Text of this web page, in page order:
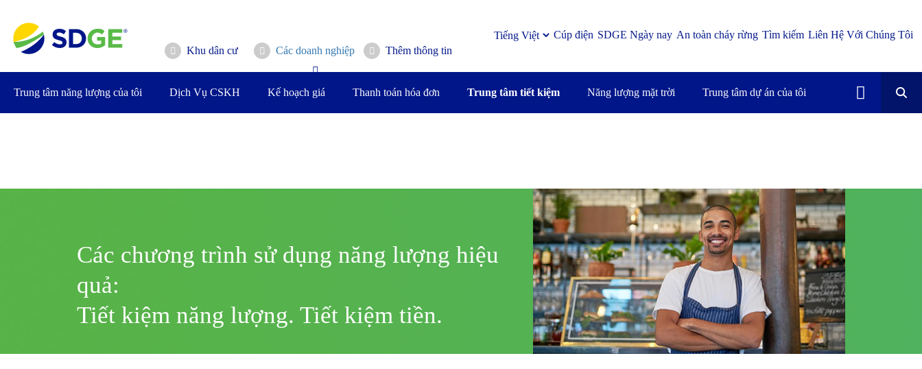
qua
nội
dung
chính
Khu dân cư Các doanh nghiệp Thêm thông tin
Cúp điện SDGE Ngày nay An toàn cháy rừng Tìm kiếm Liên Hệ Với Chúng Tôi
Trung tâm năng lượng của tôi Dịch Vụ CSKH Kế hoạch giá Thanh toán hóa đơn Trung tâm tiết kiệm Năng lượng mặt trời Trung tâm dự án của tôi
Các chương trình sử dụng năng lượng hiệu
quả:
Tiết kiệm năng lượng. Tiết kiệm tiền.
Hình
ảnh